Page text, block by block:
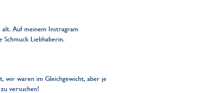
Auf meinem Instragram
Liebhaberin.
wir waren im Gleichgewicht, aber je
versuchen!